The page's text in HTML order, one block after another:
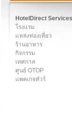
HotelDirect Services
โรงแรม
แหล่งท่องเที่ยว
ร้านอาหาร
กิจกรรม
เทศกาล
ศูนย์ OTOP
แพคเกจทัวร์